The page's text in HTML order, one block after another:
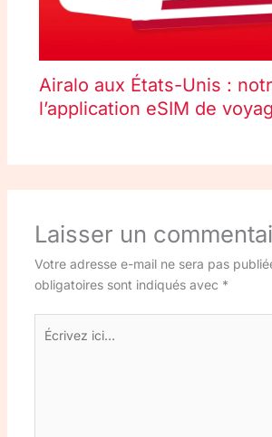
Airalo aux États-Unis :
l’application eSIM de
Laisser un
Votre adresse e-mail ne sera pas
obligatoires sont indiqués avec *
ici…